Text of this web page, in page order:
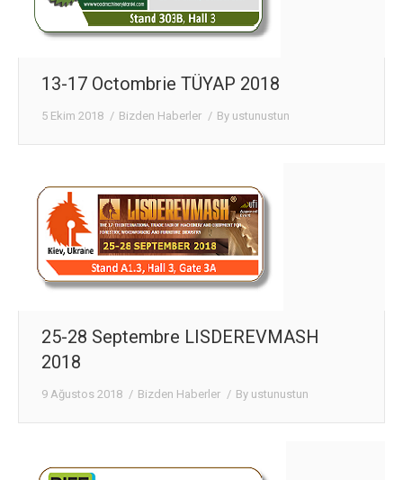
13-17 Octombrie TÜYAP 2018
5 Ekim 2018 Bizden Haberler By ustunustun
25-28 Septembre LISDEREVMASH
2018
9 Ağustos 2018 Bizden Haberler By ustunustun